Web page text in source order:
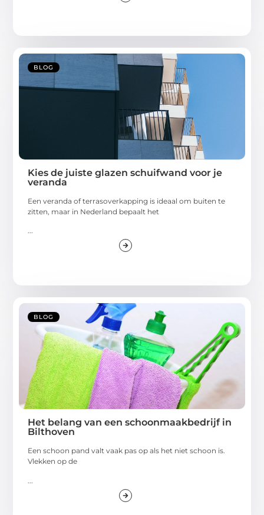
BLOG
Kies de juiste glazen schuifwand voor je
veranda
Een veranda of terrasoverkapping is ideaal om buiten te
zitten, maar in Nederland bepaalt het
...
BLOG
Het belang van een schoonmaakbedrijf in
Bilthoven
Een schoon pand valt vaak pas op als het niet schoon is.
Vlekken op de